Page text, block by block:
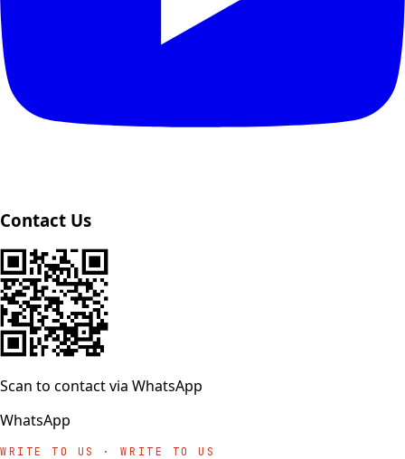
Contact Us
Scan to contact via WhatsApp
WhatsApp
WRITE TO US · WRITE TO US